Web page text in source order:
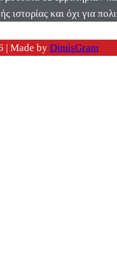
ιστορίας και όχι για
| Made by DimisGram